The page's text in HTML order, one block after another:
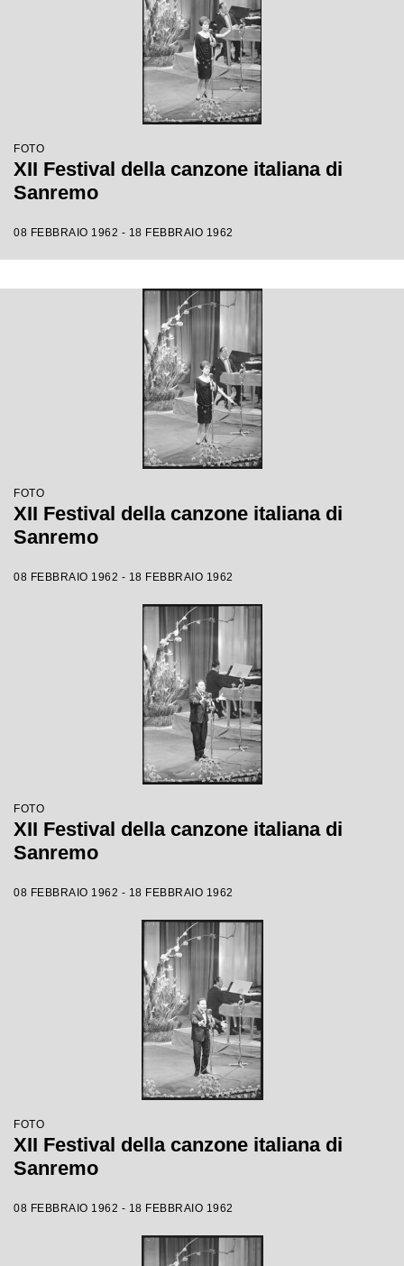
FOTO
XII Festival della canzone italiana di
Sanremo
08 FEBBRAIO 1962 - 18 FEBBRAIO 1962
FOTO
XII Festival della canzone italiana di
Sanremo
08 FEBBRAIO 1962 - 18 FEBBRAIO 1962
FOTO
XII Festival della canzone italiana di
Sanremo
08 FEBBRAIO 1962 - 18 FEBBRAIO 1962
FOTO
XII Festival della canzone italiana di
Sanremo
08 FEBBRAIO 1962 - 18 FEBBRAIO 1962